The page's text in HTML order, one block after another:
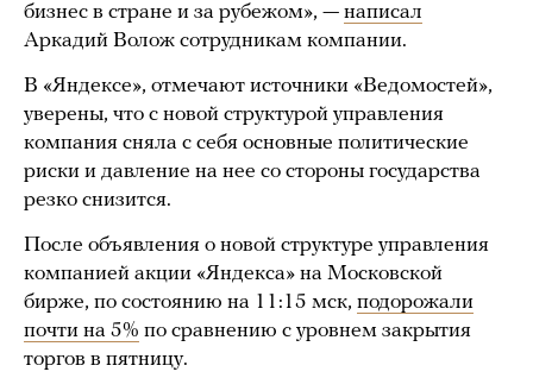
бизнес в стране и за рубежом», — написал
Аркадий Волож сотрудникам компании.
В «Яндексе», отмечают источники «Ведомостей»,
уверены, что с новой структурой управления
компания сняла с себя основные политические
риски и давление на нее со стороны государства
резко снизится.
После объявления о новой структуре управления
компанией акции «Яндекса» на Московской
бирже, по состоянию на 11:15 мск, подорожали
почти на 5% по сравнению с уровнем закрытия
торгов в пятницу.